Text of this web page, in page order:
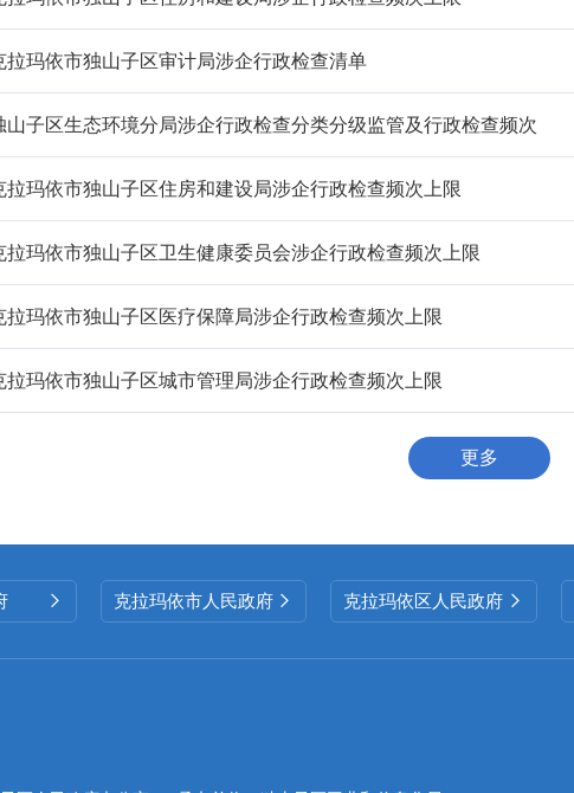
拉玛依市独山子区审计局涉企行政检查清单
山子区生态环境分局涉企行政检查分类分级监管及行政检查频次
拉玛依市独山子区住房和建设局涉企行政检查频次上限
拉玛依市独山子区卫生健康委员会涉企行政检查频次上限
拉玛依市独山子区医疗保障局涉企行政检查频次上限
拉玛依市独山子区城市管理局涉企行政检查频次上限
更多
 克拉玛依市人民政府  克拉玛依区人民政府 